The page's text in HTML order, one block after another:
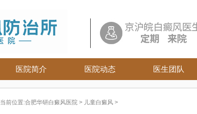
医院简介 医院动态 医生团队
当前位置:合肥华研白癜风医院 > 儿童白癜风 >